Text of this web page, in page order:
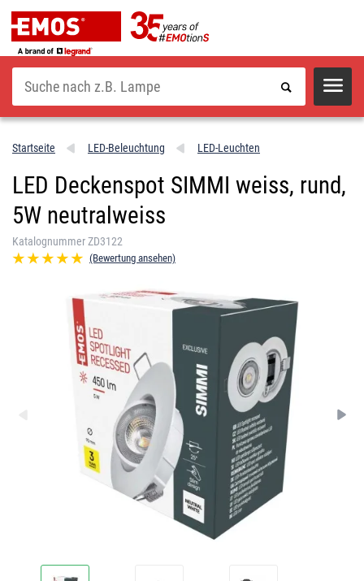
Suche
Startseite LED-Beleuchtung LED-Leuchten
LED Deckenspot SIMMI weiss, rund,
5W neutralweiss
Katalognummer ZD3122
(Bewertung ansehen)